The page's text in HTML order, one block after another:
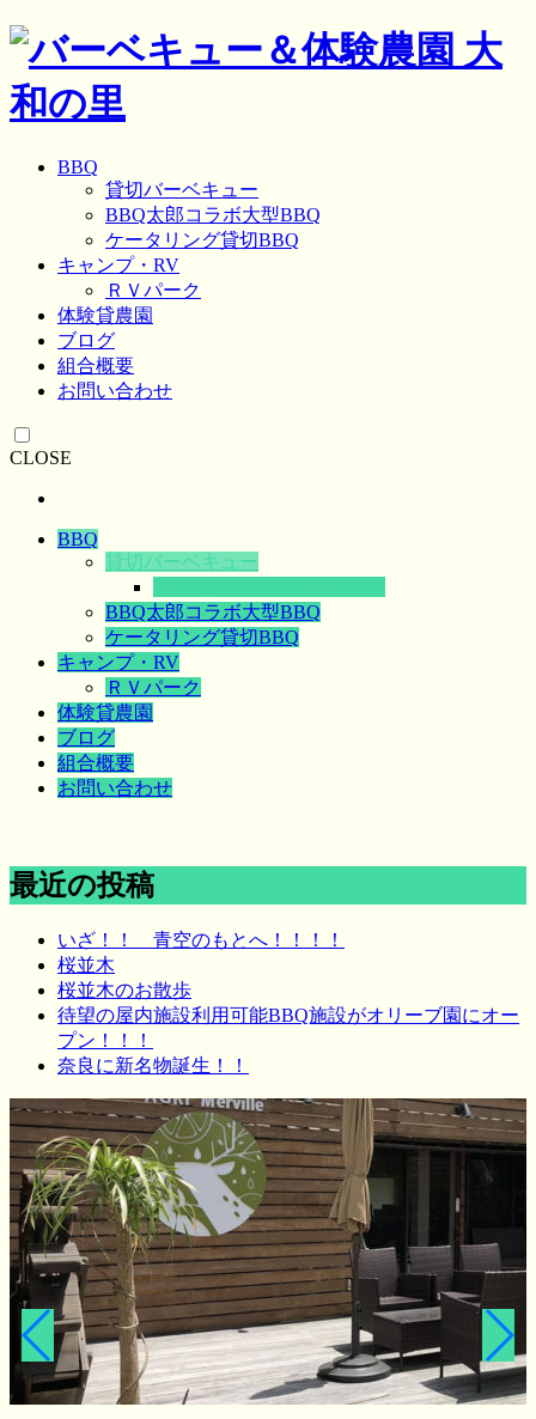
BBQ
貸切バーベキュー
BBQ太郎コラボ大型BBQ
ケータリング貸切BBQ
キャンプ・RV
ＲＶパーク
体験貸農園
ブログ
組合概要
お問い合わせ
CLOSE
BBQ
貸切バーベキュー
BBQ太郎コラボ大型BBQ
ケータリング貸切BBQ
キャンプ・RV
ＲＶパーク
体験貸農園
ブログ
組合概要
お問い合わせ
最近の投稿
いざ！！ 青空のもとへ！！！！
桜並木
桜並木のお散歩
待望の屋内施設利用可能BBQ施設がオリーブ園にオー
プン！！！
奈良に新名物誕生！！